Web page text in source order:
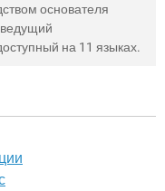
основателя
на 11 языках.